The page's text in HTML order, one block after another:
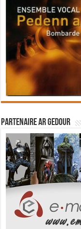
Partenaire Ar Gedour